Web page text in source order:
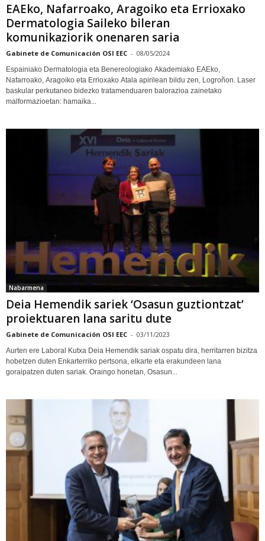
EAEko, Nafarroako, Aragoiko eta Errioxako
Dermatologia Saileko bileran
komunikaziorik onenaren saria
Gabinete de Comunicación OSI EEC - 08/05/2024
Espainiako Dermatologia eta Benereologiako Akademiako EAEko,
Nafarroako, Aragoiko eta Errioxako Atala apirilean bildu zen, Logroñon. Laser
baskular perkutaneo bidezko tratamenduaren balorazioa zainetako
malformazioetan: hamaika...
Nabarmena
Deia Hemendik sariek ‘Osasun guztiontzat’
proiektuaren lana saritu dute
Gabinete de Comunicación OSI EEC - 03/11/2023
Aurten ere Laboral Kutxa Deia Hemendik sariak ospatu dira, herritarren bizitza
hobetzen duten Enkarterriko pertsona, elkarte eta erakundeen lana
goraipatzen duten sariak. Oraingo honetan, Osasun...